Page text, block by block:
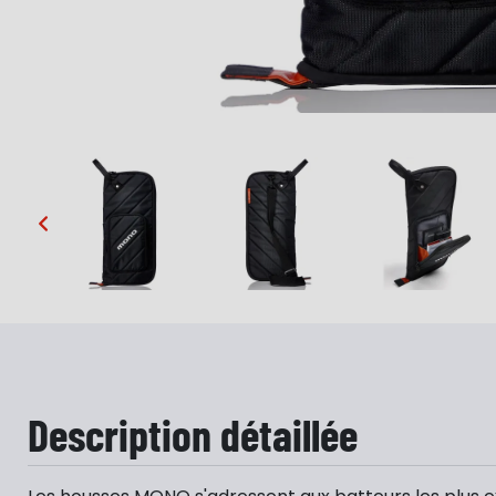
…
Description détaillée